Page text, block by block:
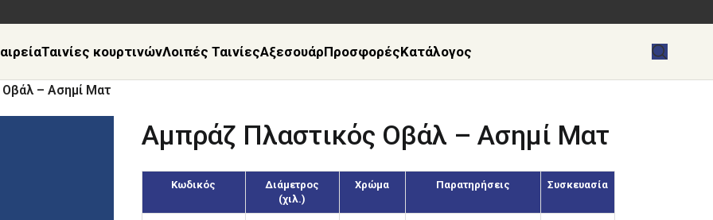
Ταινίες κουρτινώνΛοιπές ΤαινίεςΑξεσουάρΠροσφορέςΚατάλογος
– Ασημί Ματ
Αμπράζ Πλαστικός Οβάλ – Ασημί Ματ
Κωδικός
Διάμετρος
(χιλ.)
Χρώμα Παρατηρήσεις Συσκευασία